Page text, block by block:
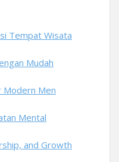
Tempat Wisata
Mudah
Modern Men
Mental
and Growth